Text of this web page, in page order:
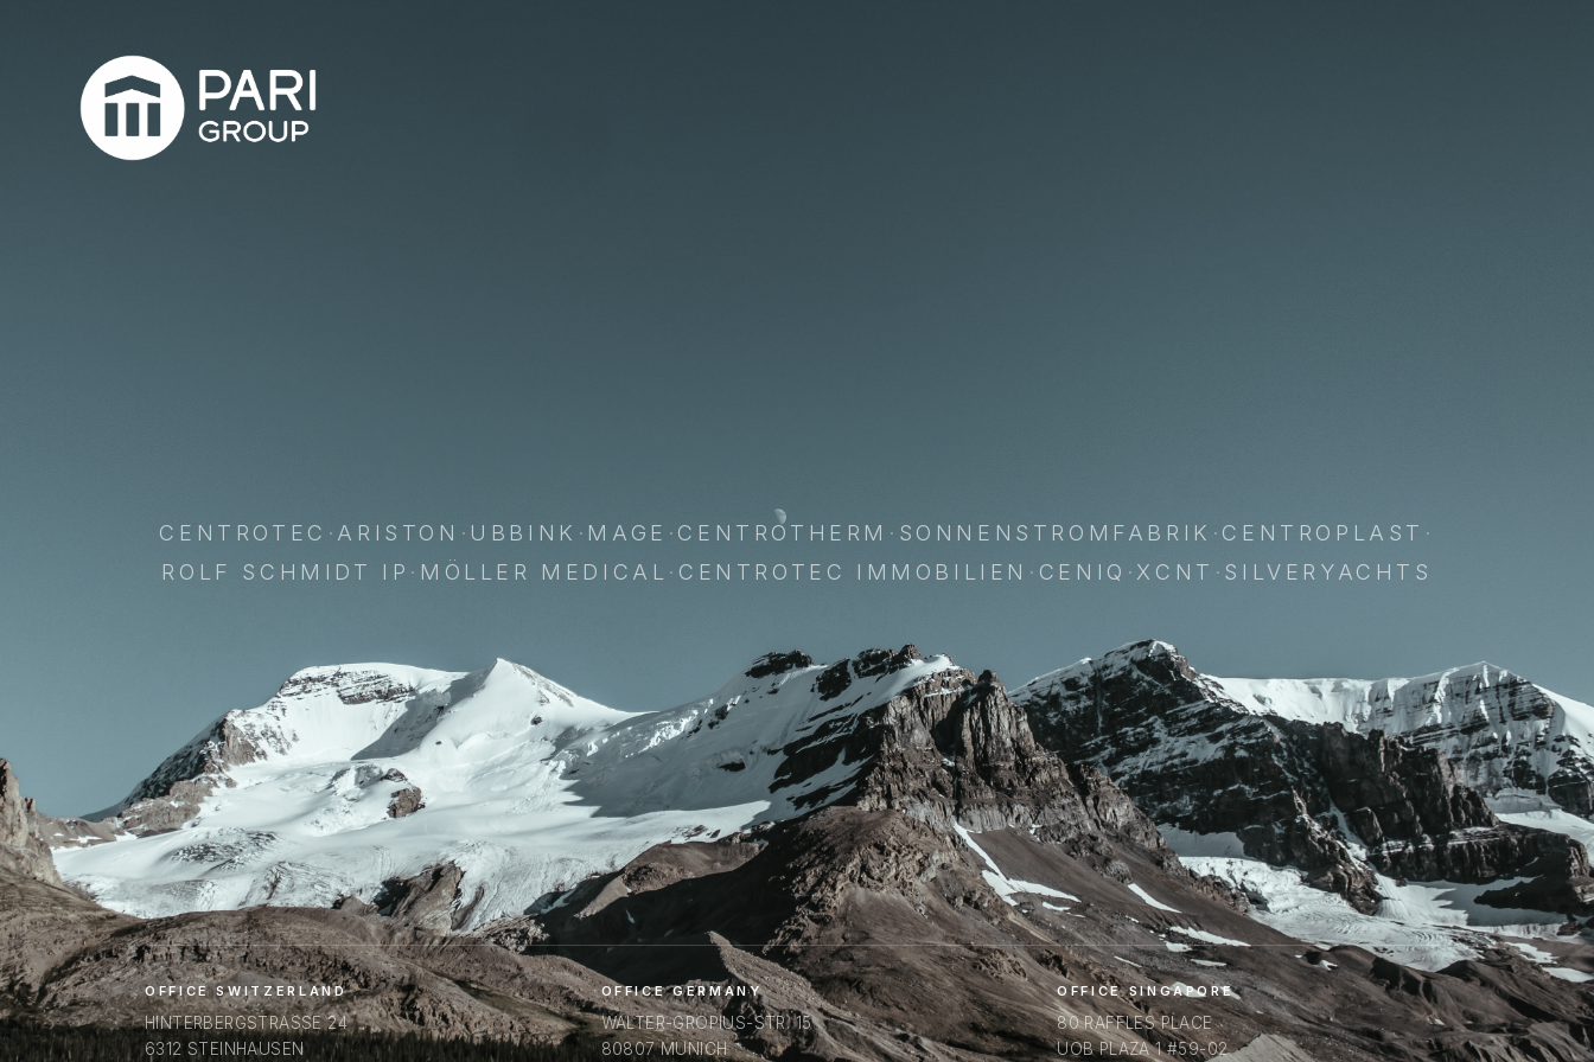
CENTROTEC · ARISTON · UBBINK · MAGE · CENTROTHERM · SONNENSTROMFABRIK · CENTROPLAST ·
ROLF SCHMIDT IP · MÖLLER MEDICAL · CENTROTEC IMMOBILIEN · CENIQ · XCNT · SILVERYACHTS
OFFICE SWITZERLAND
HINTERBERGSTRASSE 24
6312 STEINHAUSEN
OFFICE GERMANY
WALTER-GROPIUS-STR. 15
80807 MUNICH
OFFICE SINGAPORE
80 RAFFLES PLACE
UOB PLAZA 1 #59-02